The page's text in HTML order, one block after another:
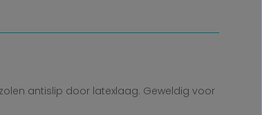
antislip door latexlaag. Geweldig voor